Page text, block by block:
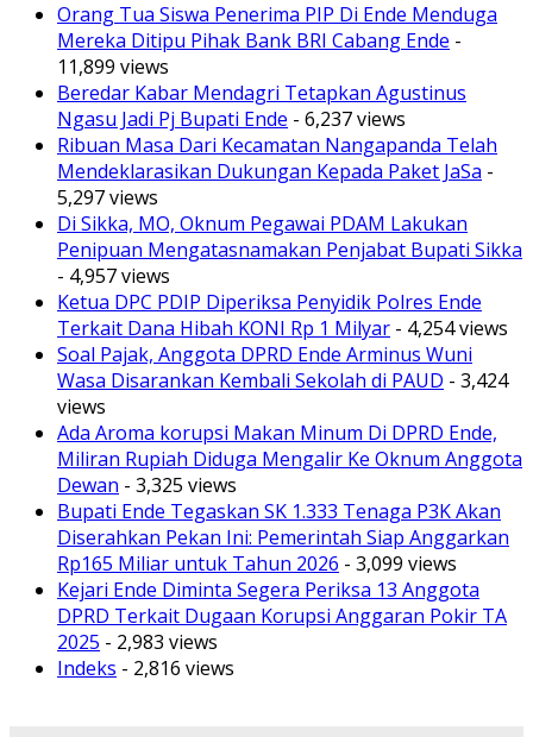
Orang Tua Siswa Penerima PIP Di Ende Menduga
Mereka Ditipu Pihak Bank BRI Cabang Ende -
11,899 views
Beredar Kabar Mendagri Tetapkan Agustinus
Ngasu Jadi Pj Bupati Ende - 6,237 views
Ribuan Masa Dari Kecamatan Nangapanda Telah
Mendeklarasikan Dukungan Kepada Paket JaSa -
5,297 views
Di Sikka, MO, Oknum Pegawai PDAM Lakukan
Penipuan Mengatasnamakan Penjabat Bupati Sikka
- 4,957 views
Ketua DPC PDIP Diperiksa Penyidik Polres Ende
Terkait Dana Hibah KONI Rp 1 Milyar - 4,254 views
Soal Pajak, Anggota DPRD Ende Arminus Wuni
Wasa Disarankan Kembali Sekolah di PAUD - 3,424
views
Ada Aroma korupsi Makan Minum Di DPRD Ende,
Miliran Rupiah Diduga Mengalir Ke Oknum Anggota
Dewan - 3,325 views
Bupati Ende Tegaskan SK 1.333 Tenaga P3K Akan
Diserahkan Pekan Ini: Pemerintah Siap Anggarkan
Rp165 Miliar untuk Tahun 2026 - 3,099 views
Kejari Ende Diminta Segera Periksa 13 Anggota
DPRD Terkait Dugaan Korupsi Anggaran Pokir TA
2025 - 2,983 views
Indeks - 2,816 views